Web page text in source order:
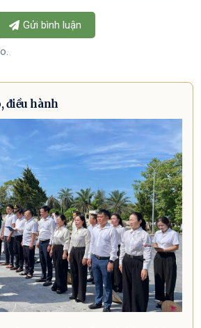
Gửi bình luận
điều hành